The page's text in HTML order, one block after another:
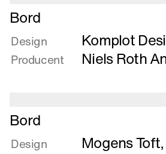
1
Bord
Læs
mere
om
Bord
Bord
Design Komplot
Producent Niels Roth
Læs
mere
om
Bord
Design Mogens Toft,